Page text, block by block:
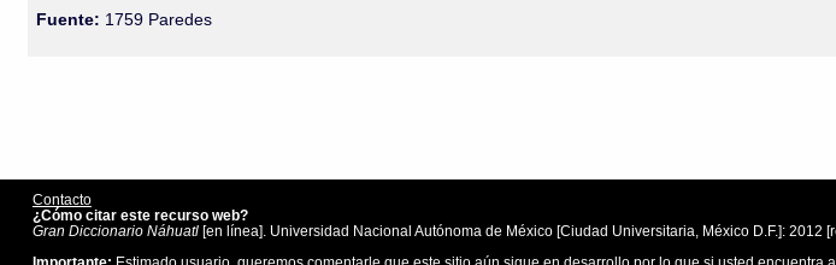
Fuente: 1759 Paredes
Contacto
¿Cómo citar este recurso web?
Gran Diccionario Náhuatl[en línea]. Universidad Nacional Autónoma de México [Ciudad Universitaria, México D.F.]: 2012